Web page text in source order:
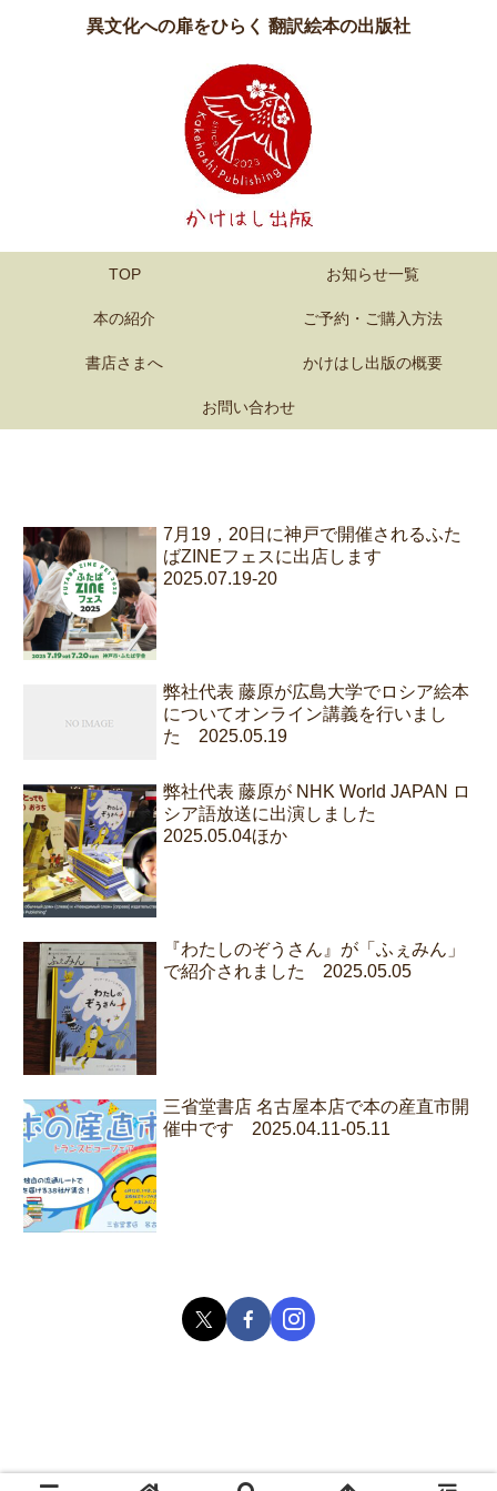
異文化への扉をひらく 翻訳絵本の出版社
TOP お知らせ一覧
本の紹介 ご予約・ご購入方法
書店さまへ かけはし出版の概要
お問い合わせ
7月19，20日に神戸で開催されるふた
ばZINEフェスに出店します
2025.07.19-20
弊社代表 藤原が広島大学でロシア絵本
についてオンライン講義を行いまし
た 2025.05.19
弊社代表 藤原が NHK World JAPAN ロ
シア語放送に出演しました
2025.05.04ほか
『わたしのぞうさん』が「ふぇみん」
で紹介されました 2025.05.05
三省堂書店 名古屋本店で本の産直市開
催中です 2025.04.11-05.11